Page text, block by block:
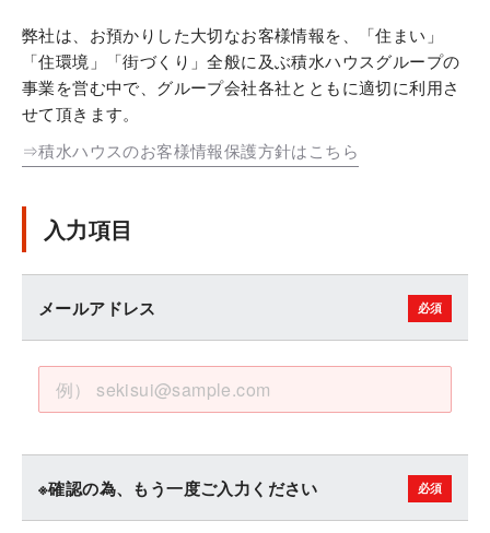
弊社は、お預かりした大切なお客様情報を、「住まい」
「住環境」「街づくり」全般に及ぶ積水ハウスグループの
事業を営む中で、グループ会社各社とともに適切に利用さ
せて頂きます。
⇒積水ハウスのお客様情報保護方針はこちら
入力項目
メールアドレス
※確認の為、もう一度ご入力ください